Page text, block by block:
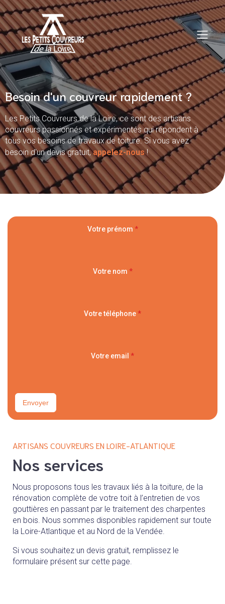
Besoin d'un couvreur rapidement ?
Les Petits Couvreurs de la Loire, ce sont des artisans
couvreurs passionnés et expérimentés qui répondent à
tous vos besoins de travaux de toiture. Si vous avez
besoin d'un devis gratuit,appelez-nous!
Votre prénom *
Votre nom *
Votre téléphone *
Votre email *
Envoyer
ARTISANS COUVREURS EN LOIRE-ATLANTIQUE
Nos services
Nous proposons tous les travaux liés à la toiture, de la
rénovation complète de votre toit à l’entretien de vos
gouttières en passant par le traitement des charpentes
en bois. Nous sommes disponibles rapidement sur toute
la Loire-Atlantique et au Nord de la Vendée.
Si vous souhaitez un devis gratuit, remplissez le
formulaire présent sur cette page.